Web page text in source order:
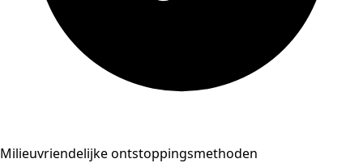
Milieuvriendelijke ontstoppingsmethoden